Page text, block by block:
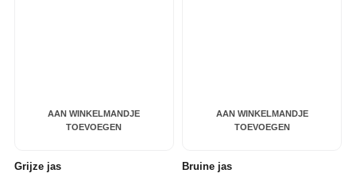
AAN WINKELMANDJE
TOEVOEGEN
Grijze jas
AAN WINKELMANDJE
TOEVOEGEN
Bruine jas